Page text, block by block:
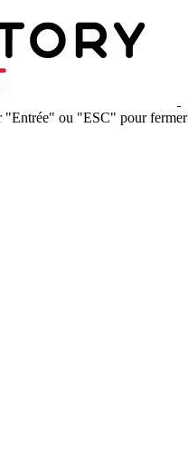
"Entrée" ou "ESC" pour fermer